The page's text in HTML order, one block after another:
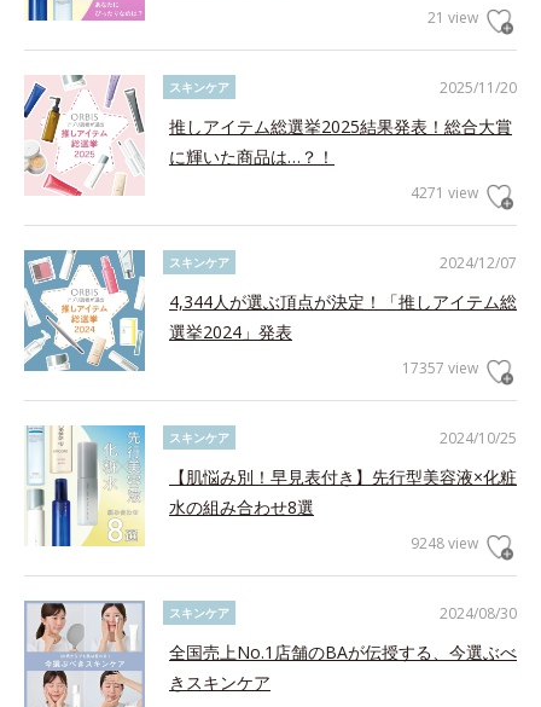
21 view
2025/11/20
スキンケア
推しアイテム総選挙2025結果発表！総合大賞
に輝いた商品は…？！
4271 view
2024/12/07
スキンケア
4,344人が選ぶ頂点が決定！「推しアイテム総
選挙2024」発表
17357 view
2024/10/25
スキンケア
【肌悩み別！早見表付き】先行型美容液×化粧
水の組み合わせ8選
9248 view
2024/08/30
スキンケア
全国売上No.1店舗のBAが伝授する、今選ぶべ
きスキンケア